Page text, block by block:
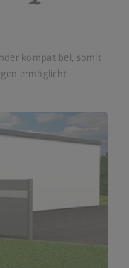
kompatibel, somit
ermöglicht.